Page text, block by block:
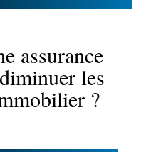
assurance
les
?